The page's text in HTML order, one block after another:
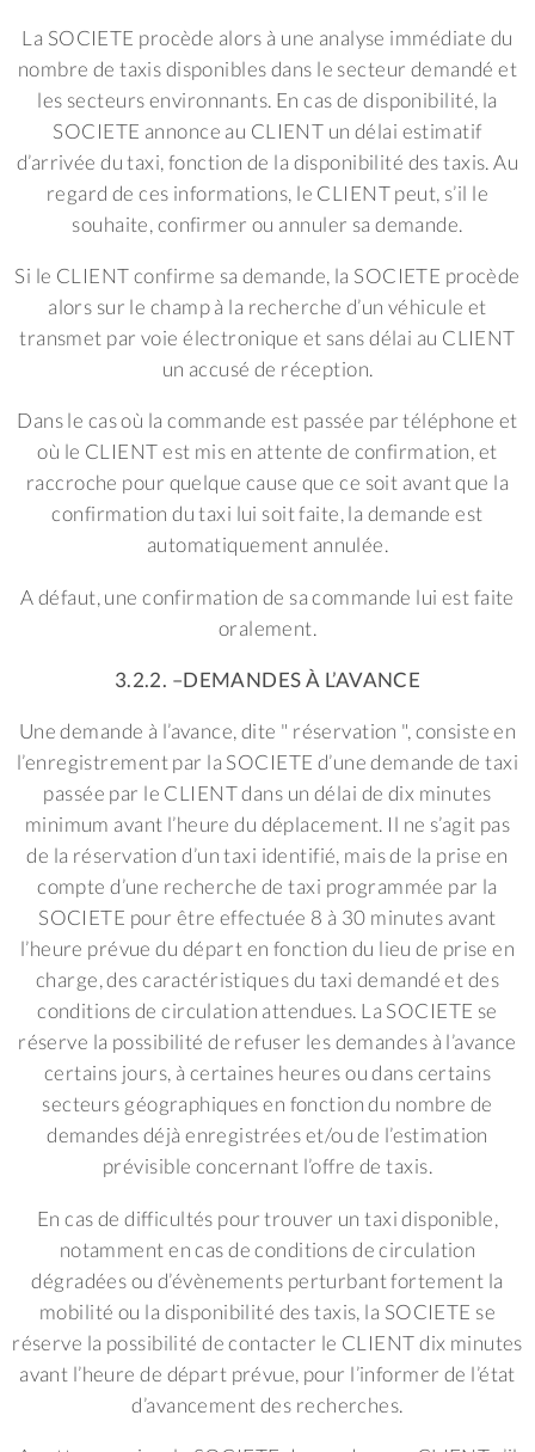
La SOCIETE procède alors à une analyse immédiate du
nombre de taxis disponibles dans le secteur demandé et
les secteurs environnants. En cas de disponibilité, la
SOCIETE annonce au CLIENT un délai estimatif
d’arrivée du taxi, fonction de la disponibilité des taxis. Au
regard de ces informations, le CLIENT peut, s’il le
souhaite, confirmer ou annuler sa demande.
Si le CLIENT confirme sa demande, la SOCIETE procède
alors sur le champ à la recherche d’un véhicule et
transmet par voie électronique et sans délai au CLIENT
un accusé de réception.
Dans le cas où la commande est passée par téléphone et
où le CLIENT est mis en attente de confirmation, et
raccroche pour quelque cause que ce soit avant que la
confirmation du taxi lui soit faite, la demande est
automatiquement annulée.
A défaut, une confirmation de sa commande lui est faite
oralement.
3.2.2. –DEMANDES À L’AVANCE
Une demande à l’avance, dite " réservation ", consiste en
l’enregistrement par la SOCIETE d’une demande de taxi
passée par le CLIENT dans un délai de dix minutes
minimum avant l’heure du déplacement. Il ne s’agit pas
de la réservation d’un taxi identifié, mais de la prise en
compte d’une recherche de taxi programmée par la
SOCIETE pour être effectuée 8 à 30 minutes avant
l’heure prévue du départ en fonction du lieu de prise en
charge, des caractéristiques du taxi demandé et des
conditions de circulation attendues. La SOCIETE se
réserve la possibilité de refuser les demandes à l’avance
certains jours, à certaines heures ou dans certains
secteurs géographiques en fonction du nombre de
demandes déjà enregistrées et/ou de l’estimation
prévisible concernant l’offre de taxis.
En cas de difficultés pour trouver un taxi disponible,
notamment en cas de conditions de circulation
dégradées ou d’évènements perturbant fortement la
mobilité ou la disponibilité des taxis, la SOCIETE se
réserve la possibilité de contacter le CLIENT dix minutes
avant l’heure de départ prévue, pour l’informer de l’état
d’avancement des recherches.